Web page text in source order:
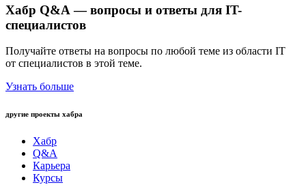
Хабр Q&A — вопросы и ответы для IT-
специалистов
Получайте ответы на вопросы по любой теме из области IT
от специалистов в этой теме.
Узнать больше
другие проекты хабра
Хабр
Q&A
Карьера
Курсы